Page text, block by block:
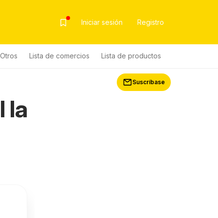
Iniciar sesión Registro
Otros Lista de comercios Lista de productos
Suscríbase
la